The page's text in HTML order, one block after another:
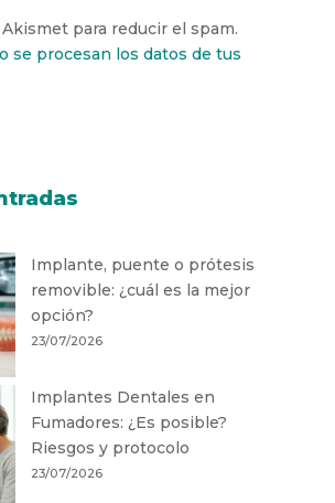
para reducir el spam.
se procesan los datos de tus
Implante, puente o prótesis
removible: ¿cuál es la mejor
opción?
23/07/2026
Implantes Dentales en
Fumadores: ¿Es posible?
Riesgos y protocolo
23/07/2026